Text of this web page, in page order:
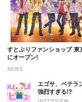
NEWS
すとぷりファンショップ 東
にオープン!
エゴサ、ベテラ
強烈すぎる!?